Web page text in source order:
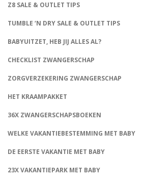
Z8 SALE & OUTLET TIPS
TUMBLE ‘N DRY SALE & OUTLET TIPS
BABYUITZET, HEB JIJ ALLES AL?
CHECKLIST ZWANGERSCHAP
ZORGVERZEKERING ZWANGERSCHAP
HET KRAAMPAKKET
36X ZWANGERSCHAPSBOEKEN
WELKE VAKANTIEBESTEMMING MET BABY
DE EERSTE VAKANTIE MET BABY
23X VAKANTIEPARK MET BABY